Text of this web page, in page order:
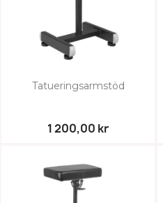
Tatueringsarmstöd
1 200,00 kr